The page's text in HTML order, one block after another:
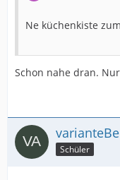
Ne küchenkiste
Schon nahe dran.
varianteBe
Schüler